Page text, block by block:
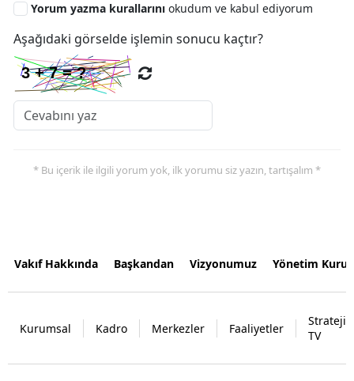
Yorum yazma kurallarını okudum ve kabul ediyorum
Aşağıdaki görselde işlemin sonucu kaçtır?
* Bu içerik ile ilgili yorum yok, ilk yorumu siz yazın, tartışalım *
Vakıf Hakkında Başkandan Vizyonumuz Yönetim
Kurumsal Kadro Merkezler Faaliyetler
Strateji
TV